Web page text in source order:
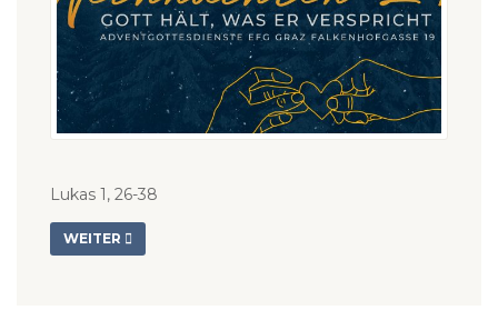
Lukas 1, 26-38
WEITER